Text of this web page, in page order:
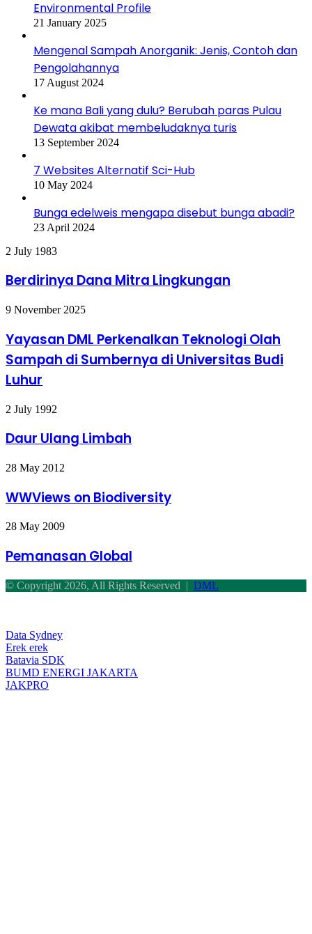
Environmental Profile
21 January 2025
Mengenal Sampah Anorganik: Jenis, Contoh dan
Pengolahannya
17 August 2024
Ke mana Bali yang dulu? Berubah paras Pulau
Dewata akibat membeludaknya turis
13 September 2024
7 Websites Alternatif Sci-Hub
10 May 2024
Bunga edelweis mengapa disebut bunga abadi?
23 April 2024
Berdirinya
Mitra
Lingkungan
2 July 1983
Berdirinya Dana Mitra Lingkungan
Yayasan
Perkenalkan
Teknologi
Olah
Sampah
di
di
Budi
Luhur
9 November 2025
Yayasan DML Perkenalkan Teknologi Olah
Sampah di Sumbernya di Universitas Budi
Luhur
Daur
Limbah
2 July 1992
Daur Ulang Limbah
WWViews
Biodiversity
28 May 2012
WWViews on Biodiversity
Pemanasan
28 May 2009
Pemanasan Global
© Copyright 2026, All Rights Reserved | DML
top
button
Data Sydney
Erek erek
Batavia SDK
BUMD ENERGI JAKARTA
JAKPRO